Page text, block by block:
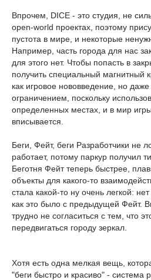
Впрочем, DICE - это студия, не
open-world проектах, поэтому
пустота в мире, и некоторые
Например, часть города для нас
для этого нет. Чтобы попасть в
получить специальный магнитный
как игровое нововведение, но
ограничением, поскольку
определенных местах, и в мир
вписывается.
Беги, Фейт, беги Разработчики не
работает, потому паркур получил
Беготня Фейт теперь быстрее,
объекты для какого-то
стала какой-то ну очень легкой:
как это было с предыдущей Фейт.
трудно не согласиться с тем, что
передвигаться городу зеркал.
Хотя есть одна мелкая вещь,
"беги быстро и красиво" - система